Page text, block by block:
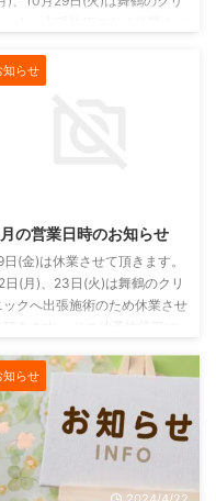
り早めに営業を終了させていた
く場合もありますのでご予約の
知らせ
の営業日時のお知らせ
日(金)は休業させて頂きます。
日(月)、23日(火)は舞鶴のクリ
ックへ出張施術のため休業させ
く場合もありますのでご予約の
はお早めにご連絡をお願いいた
ます。 電話がつながらない場
もありますのでその場合には、
連絡はLINE または お問い合わ
フォーム からお願いします。
知らせ